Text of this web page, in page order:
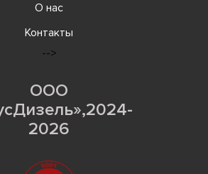
О нас
Контакты
-->
ООО
2026